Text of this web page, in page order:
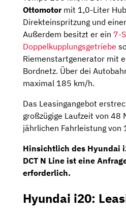
Ottomotormit 1,0-Liter
Direkteinspritzung und
Außerdem besitzt er ein 7-
Doppelkupplungsgetriebe
Riemenstartgenerator mit
Bordnetz. Über dei
maximal 185 km/h.
Das Leasingangebot
großzügige Laufzeit von 48
jährlichen Fahrleistung
Hinsichtlich des Hyundai
DCT N Line ist eine
erforderlich.
Hyundai i20: